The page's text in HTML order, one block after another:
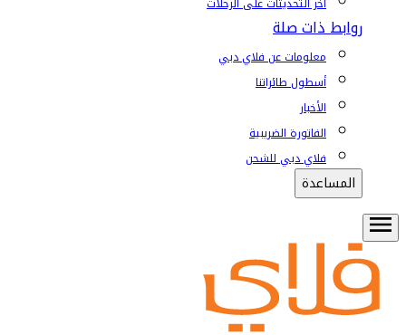
روابط ذات صلة
معلومات عن فلاي دبي
أسطول طائراتنا
الأخبار
الفاتورة الضريبية
فلاي دبي للشحن
المساعدة